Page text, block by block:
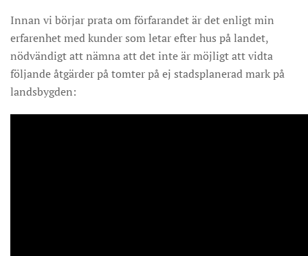
Innan vi börjar prata om förfarandet är det enligt min
erfarenhet med kunder som letar efter hus på landet,
nödvändigt att nämna att det inte är möjligt att vidta
följande åtgärder på tomter på ej stadsplanerad mark på
landsbygden: